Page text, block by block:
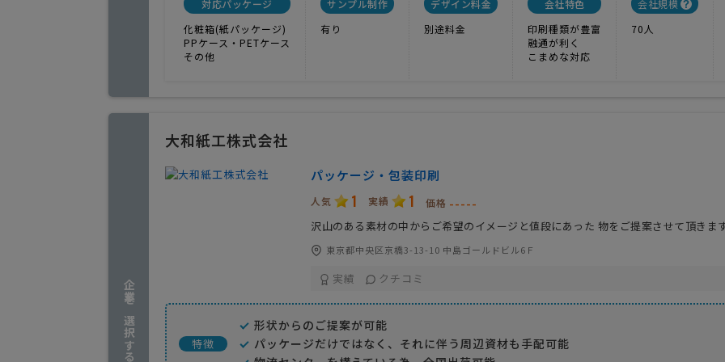
対応パッケージ
化粧箱(紙パッケージ)
PPケース・PETケース
その他
サンプル制作
有り
デザイン料金
別途料金
会社特色
印刷種類が豊富
融通が利く
こまめな対応
会社規模
70人
企業を選択する
大和紙工株式会社
パッケージ・包装印刷
人気 1 実績 1 価格 -----
沢山のある素材の中からご希望のイメージと値段にあった 物をご提案させて頂きま
東京都中央区京橋3-13-10 中島ゴールドビル6Ｆ
実績 クチコミ
特徴
形状からのご提案が可能
パッケージだけではなく、それに伴う周辺資材も手配可能